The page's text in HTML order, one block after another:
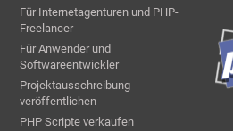
Für Internetagenturen und PHP-
Freelancer
Für Anwender und
Softwareentwickler
Projektausschreibung
veröffentlichen
PHP Scripte verkaufen